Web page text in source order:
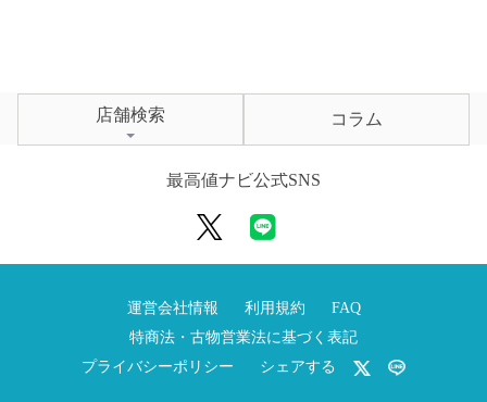
店舗検索 コラム
最高値ナビ公式SNS
運営会社情報 利用規約
FAQ
特商法・古物営業法に基づく表記
プライバシーポリシー
シェアする